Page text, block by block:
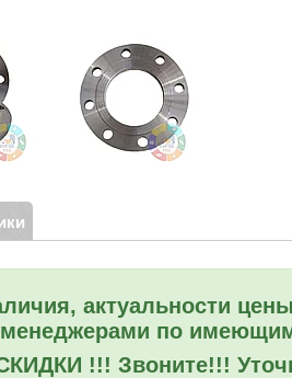
актуальности
по
!!! Звоните!!!